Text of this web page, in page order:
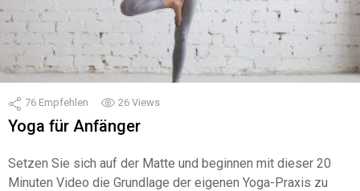
76 Empfehlen 26 Views
Yoga für Anfänger
Setzen Sie sich auf der Matte und beginnen mit dieser 20
Minuten Video die Grundlage der eigenen Yoga-Praxis zu